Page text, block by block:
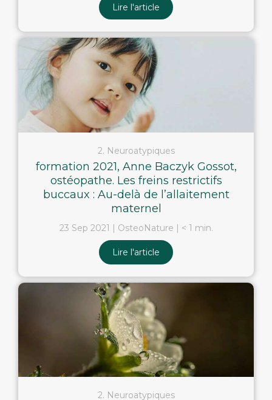
Lire l'article
2. Neuroatypiques
formation 2021, Anne Baczyk Gossot,
ostéopathe. Les freins restrictifs
buccaux : Au-delà de l’allaitement
maternel
23 Sep 2021 OsteoNature < 1 min.
Lire l'article
2. Neuroatypiques